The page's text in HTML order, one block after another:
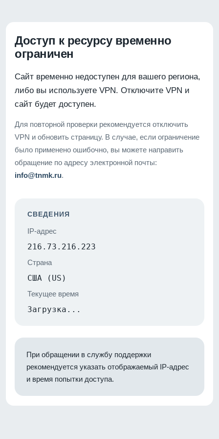
Доступ к ресурсу временно
ограничен
Сайт временно недоступен для вашего региона,
либо вы используете VPN. Отключите VPN и
сайт будет доступен.
Для повторной проверки рекомендуется отключить
VPN и обновить страницу. В случае, если ограничение
было применено ошибочно, вы можете направить
обращение по адресу электронной почты:
info@tnmk.ru.
СВЕДЕНИЯ
IP-адрес
216.73.216.223
Страна
США (US)
Текущее время
Загрузка...
При обращении в службу поддержки
рекомендуется указать отображаемый IP-адрес
и время попытки доступа.